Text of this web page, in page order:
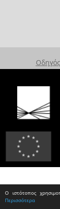
Ο ιστότοπος
Περισσότερα